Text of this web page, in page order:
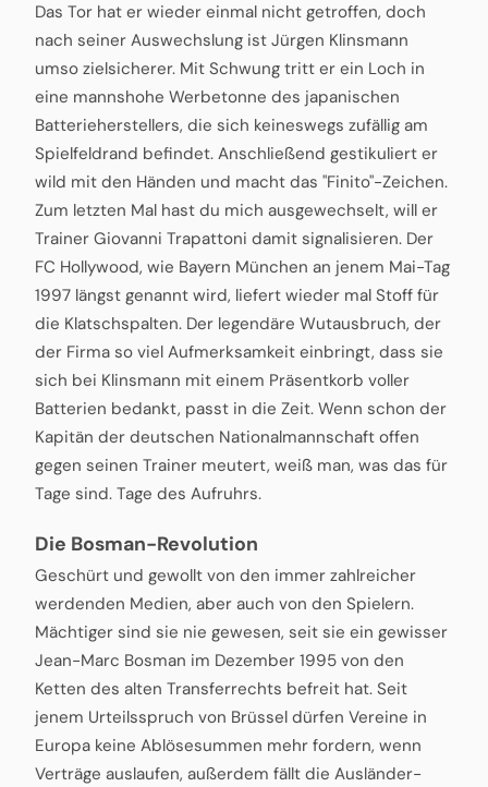
Das Tor hat er wieder einmal nicht getroffen, doch
nach seiner Auswechslung ist Jürgen Klinsmann
umso zielsicherer. Mit Schwung tritt er ein Loch in
eine mannshohe Werbetonne des japanischen
Batterieherstellers, die sich keineswegs zufällig am
Spielfeldrand befindet. Anschließend gestikuliert er
wild mit den Händen und macht das "Finito"-Zeichen.
Zum letzten Mal hast du mich ausgewechselt, will er
Trainer Giovanni Trapattoni damit signalisieren. Der
FC Hollywood, wie Bayern München an jenem Mai-Tag
1997 längst genannt wird, liefert wieder mal Stoff für
die Klatschspalten. Der legendäre Wutausbruch, der
der Firma so viel Aufmerksamkeit einbringt, dass sie
sich bei Klinsmann mit einem Präsentkorb voller
Batterien bedankt, passt in die Zeit. Wenn schon der
Kapitän der deutschen Nationalmannschaft offen
gegen seinen Trainer meutert, weiß man, was das für
Tage sind. Tage des Aufruhrs.
Die Bosman-Revolution
Geschürt und gewollt von den immer zahlreicher
werdenden Medien, aber auch von den Spielern.
Mächtiger sind sie nie gewesen, seit sie ein gewisser
Jean-Marc Bosman im Dezember 1995 von den
Ketten des alten Transferrechts befreit hat. Seit
jenem Urteilsspruch von Brüssel dürfen Vereine in
Europa keine Ablösesummen mehr fordern, wenn
Verträge auslaufen, außerdem fällt die Ausländer-